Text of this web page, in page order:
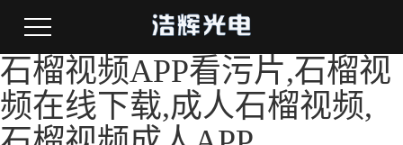
石榴视频APP看污片,石榴视
频在线下载,成人石榴视频,